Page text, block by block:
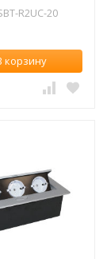
R2UC-20
корзину